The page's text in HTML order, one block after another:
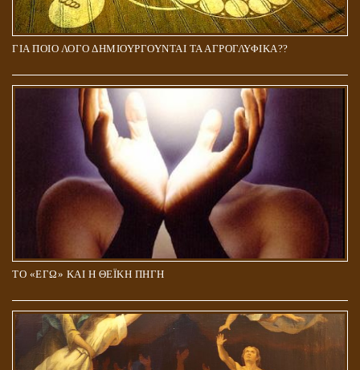
ΓΙΑ ΠΟΙΟ ΛΟΓΟ ΔΗΜΙΟΥΡΓΟΥΝΤΑΙ ΤΑ ΑΓΡΟΓΛΥΦΙΚΑ??
ΤΟ «ΕΓΩ» ΚΑΙ Η ΘΕΪΚΗ ΠΗΓΗ